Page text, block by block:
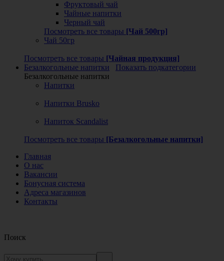
Фруктовый чай
Чайные напитки
Черный чай
Посмотреть все товары [Чай 500гр]
Чай 50гр
Посмотреть все товары [Чайная продукция]
Безалкогольные напитки
Показать подкатегории
Безалкогольные напитки
Напитки
Напитки Brusko
Напиток Scandalist
Посмотреть все товары [Безалкогольные напитки]
Главная
О нас
Вакансии
Бонусная система
Адреса магазинов
Контакты
Поиск